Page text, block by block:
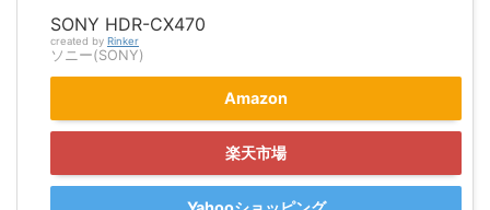
SONY HDR-CX470
created by Rinker
ソニー(SONY)
Amazon
楽天市場